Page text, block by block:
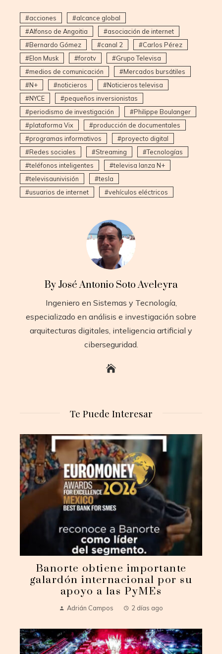
acciones
alcance global
Alfonso de Angoitia
asociación de internet
Bernardo Gómez
canal 2
Carlos Pérez
Elon Musk
forotv
Grupo Televisa
medios de comunicación
Mercados bursátiles
N+
noticieros
Noticieros televisa
NYCE
pequeños inversionistas
periodismo de investigación
Philippe Boulanger
plataforma Vix
producción de documentales
programas informativos
proyecto digital
Redes sociales
Streaming
Tecnologías
teléfonos inteligentes
televisa lanza N+
televisaunivisión
tesla
usuarios de internet
vehículos eléctricos
By José Antonio Soto Aveleyra
Ingeniero en Sistemas y Tecnología,
especializado en análisis e investigación sobre
arquitecturas digitales, inteligencia artificial y
ciberseguridad.
Te Puede Interesar
Banorte obtiene importante
galardón internacional por su
apoyo a las PyMEs
Adrián Campos 2 días ago